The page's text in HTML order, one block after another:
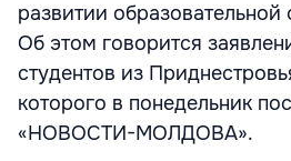
развитии образовательной
Об этом говорится
студентов из
которого в понедельник
«НОВОСТИ-МОЛДОВА».